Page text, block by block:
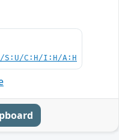
S:U/C:H/I:H/A:H